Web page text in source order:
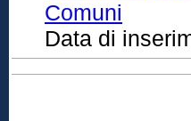
Comuni
Data di